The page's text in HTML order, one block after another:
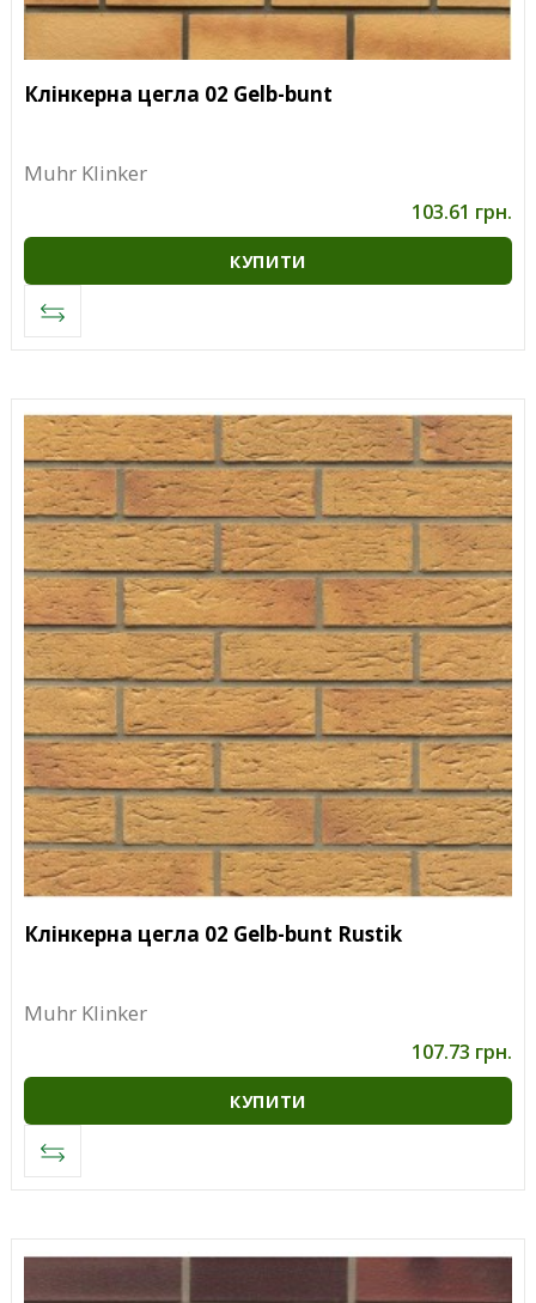
Клінкерна цегла 02 Gelb-bunt
Muhr Klinker
103.61 грн.
КУПИТИ
Клінкерна цегла 02 Gelb-bunt Rustik
Muhr Klinker
107.73 грн.
КУПИТИ